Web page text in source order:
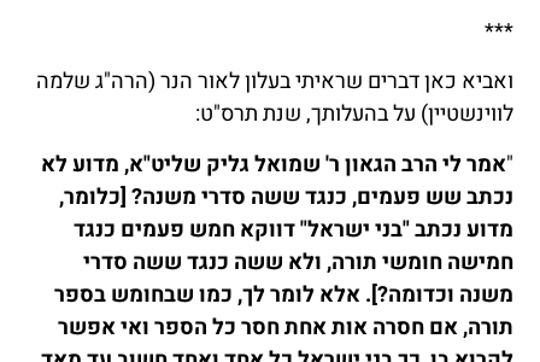
***
ואביא כאן דברים שראיתי בעלון לאור הנר (הרה"ג שלמה
לווינשטיין) על בהעלותך, שנת תרס"ט:
"אמר לי הרב הגאון ר' שמואל גליק שליט"א, מדוע לא
נכתב שש פעמים, כנגד ששה סדרי משנה? [כלומר,
מדוע נכתב "בני ישראל" דווקא חמש פעמים כנגד
חמישה חומשי תורה, ולא ששה כנגד ששה סדרי
משנה וכדומה?]. אלא לומר לך, כמו שבחומש בספר
תורה, אם חסרה אות אחת חסר כל הספר ואי אפשר